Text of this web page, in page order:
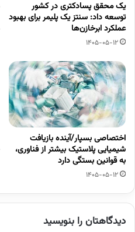
یک محقق پسادکتری در کشور
توسعه داد: سنتز یک پلیمر برای بهبود
عملکرد ابرخازن‌ها
1405-05-12
اختصاصی بسپار/آینده بازیافت
شیمیایی پلاستیک بیشتر از فناوری،
به قوانین بستگی دارد
1405-05-12
دیدگاهتان را بنویسید